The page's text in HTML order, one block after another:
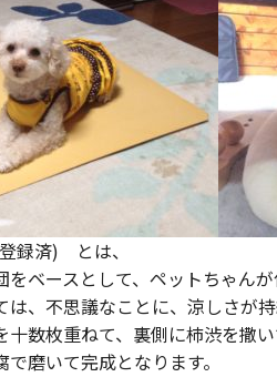
録済) とは、
をベースとして、ペットちゃん
、不思議なことに、涼しさが持
数枚重ねて、裏側に柿渋を撒い
磨いて完成となります。